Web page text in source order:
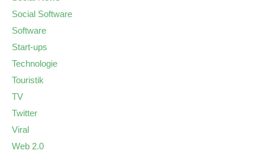
Social Software
Software
Start-ups
Technologie
Touristik
TV
Twitter
Viral
Web 2.0